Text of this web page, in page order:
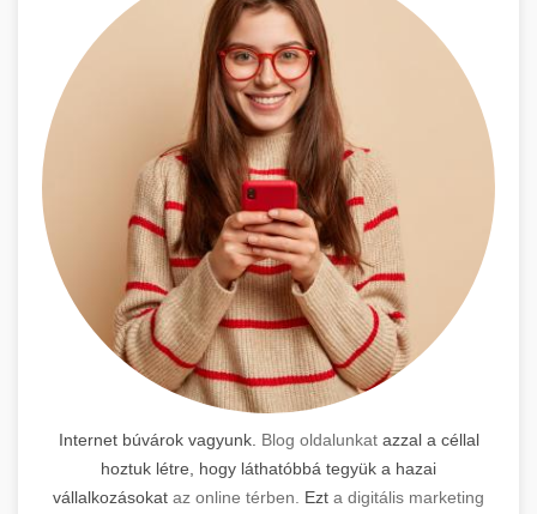
Internet búvárok vagyunk. Blog oldalunkatazzal a céllal
hoztuk létre, hogy láthatóbbá tegyük a hazai
vállalkozásokat az online térben. Ezt a digitális marketing